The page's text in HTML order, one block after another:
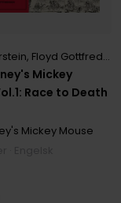
Mickey
Race to Death
, Floyd Gottfredson
Mickey Mouse